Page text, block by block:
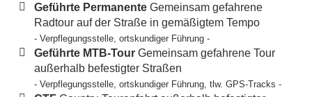
Geführte Permanente Gemeinsam gefahrene
Radtour auf der Straße in gemäßigtem Tempo
- Verpflegungsstelle, ortskundiger Führung -
Geführte MTB-Tour Gemeinsam gefahrene Tour
außerhalb befestigter Straßen
- Verpflegungsstelle, ortskundiger Führung, tlw. GPS-Tracks -